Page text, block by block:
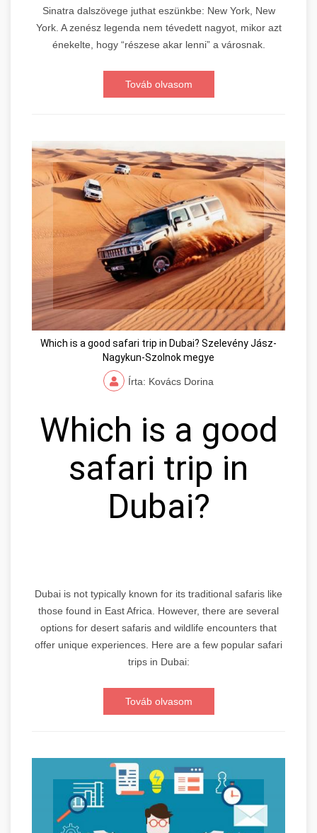
Sinatra dalszövege juthat eszünkbe: New York, New
York. A zenész legenda nem tévedett nagyot, mikor azt
énekelte, hogy “részese akar lenni” a városnak.
Továb olvasom
Which is a good safari trip in Dubai? Szelevény Jász-
Nagykun-Szolnok megye
Írta: Kovács Dorina
Which is a good
safari trip in
Dubai?
Dubai is not typically known for its traditional safaris like
those found in East Africa. However, there are several
options for desert safaris and wildlife encounters that
offer unique experiences. Here are a few popular safari
trips in Dubai:
Továb olvasom